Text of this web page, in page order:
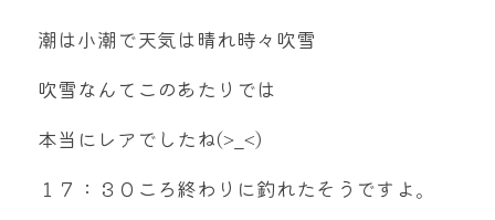
潮は小潮で天気は晴れ時々吹雪
吹雪なんてこのあたりでは
本当にレアでしたね(>_<)
１７：３０ころ終わりに釣れたそうですよ。